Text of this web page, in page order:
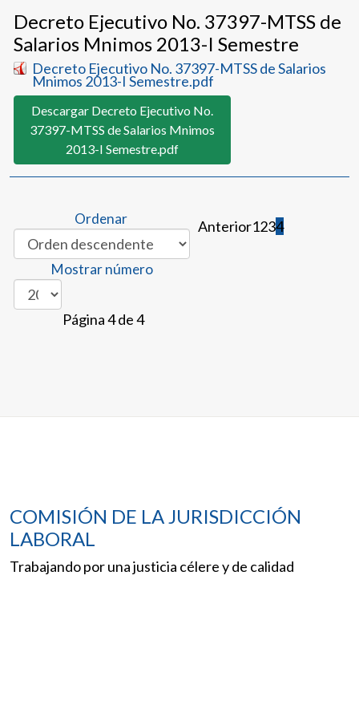
Decreto Ejecutivo No. 37397-MTSS de
Salarios Mnimos 2013-I Semestre
Decreto Ejecutivo No. 37397-MTSS de Salarios
Mnimos 2013-I Semestre.pdf
Descargar Decreto Ejecutivo No.
37397-MTSS de Salarios Mnimos
2013-I Semestre.pdf
Ordenar
Mostrar número
Página 4 de 4
Anterior1234
COMISIÓN DE LA JURISDICCIÓN
LABORAL
Trabajando por una justicia célere y de calidad